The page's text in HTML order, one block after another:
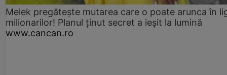
Melek pregătește mutarea care o poate arunca în
milionarilor! Planul ținut secret a ieșit la lumină
www.cancan.ro